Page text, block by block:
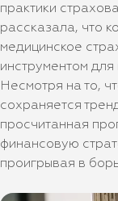
практики
рассказала, что
медицинское
инструментом
Несмотря на то,
сохраняется
просчитанная
финансовую
проигрывая в